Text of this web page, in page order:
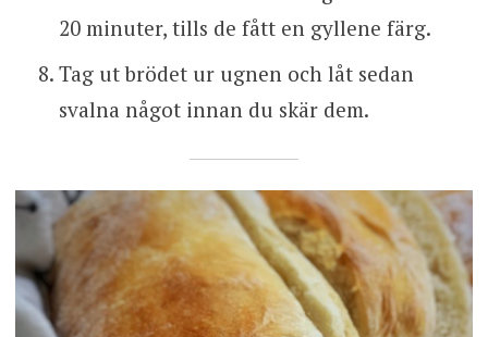
20 minuter, tills de fått en gyllene färg.
Tag ut brödet ur ugnen och låt sedan
svalna något innan du skär dem.